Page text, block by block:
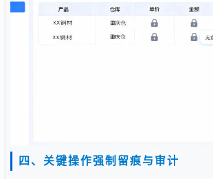
四、关键操作强制留痕与审计